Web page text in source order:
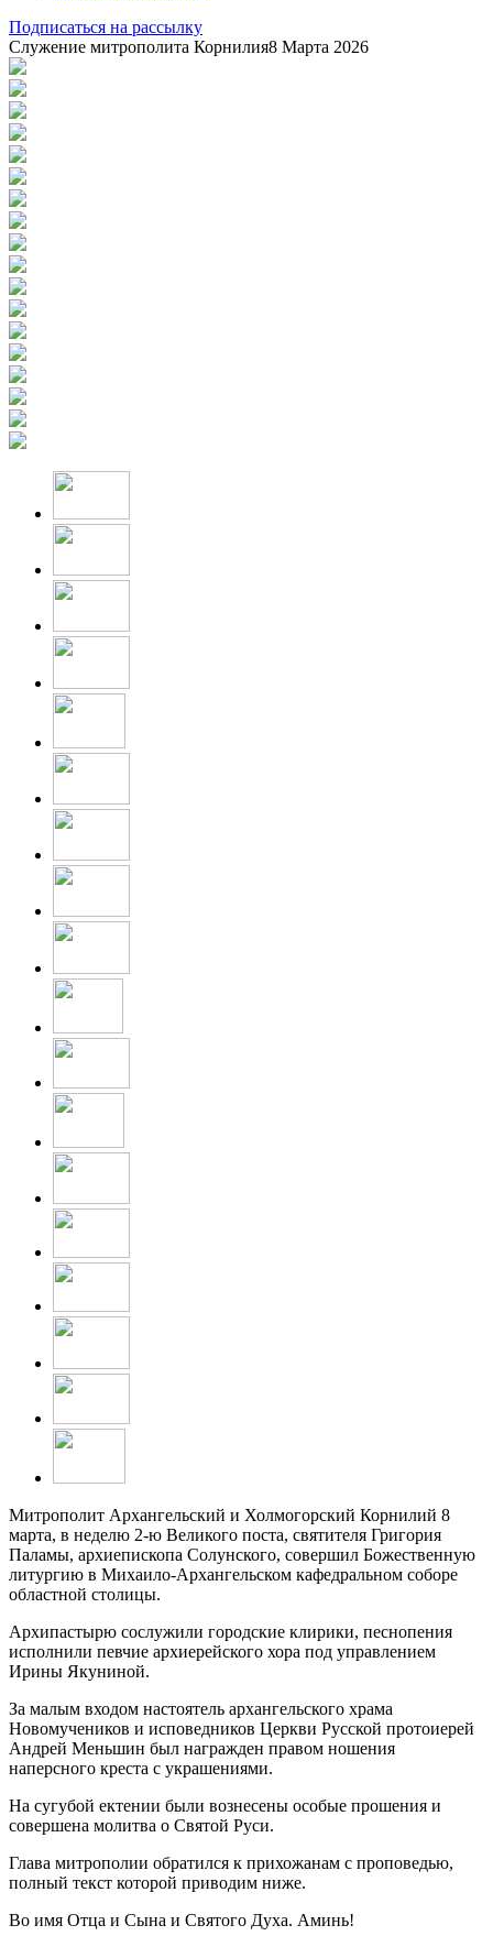
Подписаться на рассылку
Служение митрополита Корнилия8 Марта 2026
Митрополит Архангельский и Холмогорский Корнилий 8
марта, в неделю 2-ю Великого поста, святителя Григория
Паламы, архиепископа Солунского, совершил Божественную
литургию в Михаило-Архангельском кафедральном соборе
областной столицы.
Архипастырю сослужили городские клирики, песнопения
исполнили певчие архиерейского хора под управлением
Ирины Якуниной.
За малым входом настоятель архангельского храма
Новомучеников и исповедников Церкви Русской протоиерей
Андрей Меньшин был награжден правом ношения
наперсного креста с украшениями.
На сугубой ектении были вознесены особые прошения и
совершена молитва о Святой Руси.
Глава митрополии обратился к прихожанам с проповедью,
полный текст которой приводим ниже.
Во имя Отца и Сына и Святого Духа. Аминь!